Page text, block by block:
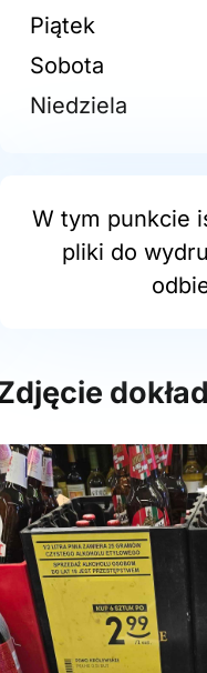
Piątek
Sobota
Niedziela
W tym punkcie
pliki do